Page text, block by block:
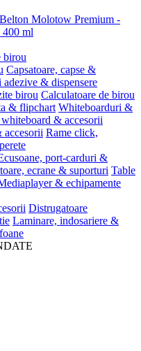
Molotow Premium -
ml
birou
Capsatoare, capse &
& dispensere
birou Calculatoare de birou
& flipchart Whiteboarduri &
& accesorii
accesorii Rame click,
port-carduri &
ecrane & suporturi Table
& echipamente
Distrugatoare
Laminare, indosariere &